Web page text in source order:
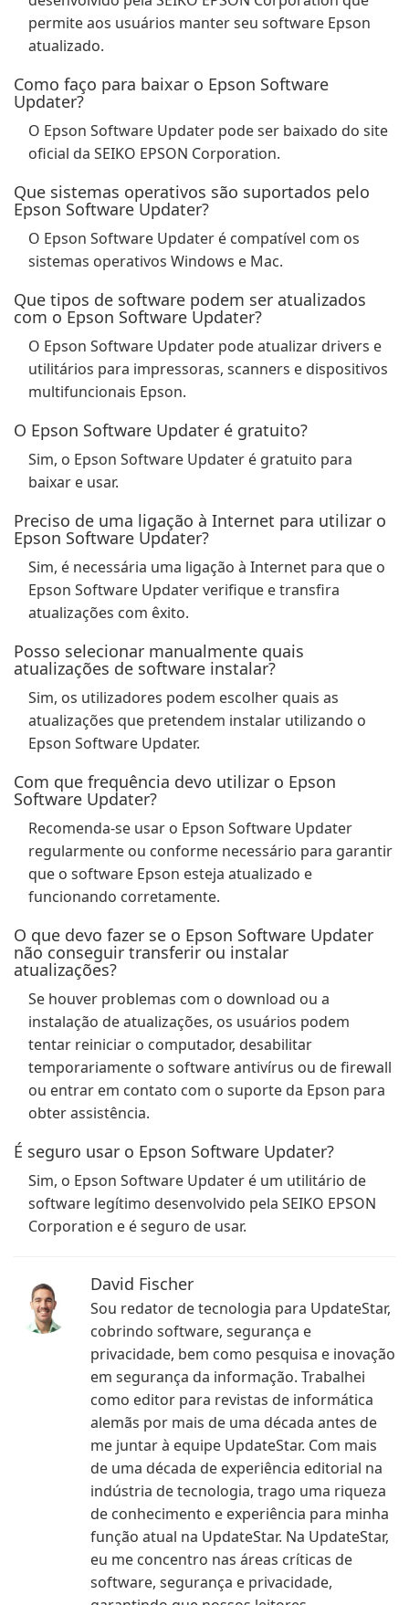
permite aos usuários manter seu software Epson
atualizado.
Como faço para baixar o Epson Software
Updater?
O Epson Software Updater pode ser baixado do site
oficial da SEIKO EPSON Corporation.
Que sistemas operativos são suportados pelo
Epson Software Updater?
O Epson Software Updater é compatível com os
sistemas operativos Windows e Mac.
Que tipos de software podem ser atualizados
com o Epson Software Updater?
O Epson Software Updater pode atualizar drivers e
utilitários para impressoras, scanners e dispositivos
multifuncionais Epson.
O Epson Software Updater é gratuito?
Sim, o Epson Software Updater é gratuito para
baixar e usar.
Preciso de uma ligação à Internet para utilizar o
Epson Software Updater?
Sim, é necessária uma ligação à Internet para que o
Epson Software Updater verifique e transfira
atualizações com êxito.
Posso selecionar manualmente quais
atualizações de software instalar?
Sim, os utilizadores podem escolher quais as
atualizações que pretendem instalar utilizando o
Epson Software Updater.
Com que frequência devo utilizar o Epson
Software Updater?
Recomenda-se usar o Epson Software Updater
regularmente ou conforme necessário para garantir
que o software Epson esteja atualizado e
funcionando corretamente.
O que devo fazer se o Epson Software Updater
não conseguir transferir ou instalar
atualizações?
Se houver problemas com o download ou a
instalação de atualizações, os usuários podem
tentar reiniciar o computador, desabilitar
temporariamente o software antivírus ou de firewall
ou entrar em contato com o suporte da Epson para
obter assistência.
É seguro usar o Epson Software Updater?
Sim, o Epson Software Updater é um utilitário de
software legítimo desenvolvido pela SEIKO EPSON
Corporation e é seguro de usar.
David Fischer
Sou redator de tecnologia para UpdateStar,
cobrindo software, segurança e
privacidade, bem como pesquisa e inovação
em segurança da informação. Trabalhei
como editor para revistas de informática
alemãs por mais de uma década antes de
me juntar à equipe UpdateStar. Com mais
de uma década de experiência editorial na
indústria de tecnologia, trago uma riqueza
de conhecimento e experiência para minha
função atual na UpdateStar. Na UpdateStar,
eu me concentro nas áreas críticas de
software, segurança e privacidade,